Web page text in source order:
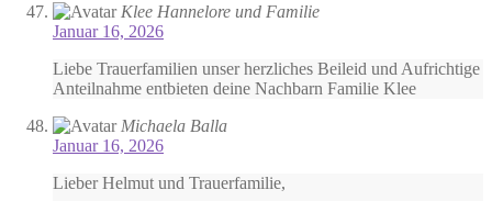
Klee Hannelore und Familie
Januar 16, 2026
Liebe Trauerfamilien unser herzliches Beileid und Aufrichtige
Anteilnahme entbieten deine Nachbarn Familie Klee
Michaela Balla
Januar 16, 2026
Lieber Helmut und Trauerfamilie,